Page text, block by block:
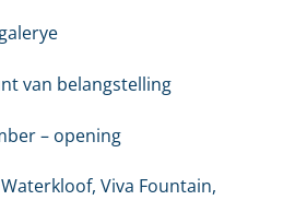
van belangstelling
– opening
Viva Fountain,